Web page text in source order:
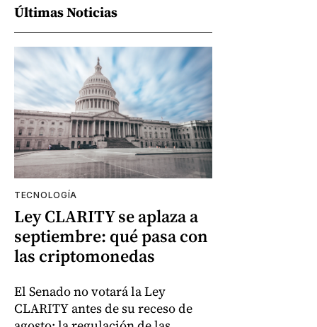
Últimas Noticias
TECNOLOGÍA
Ley CLARITY se aplaza a
septiembre: qué pasa con
las criptomonedas
El Senado no votará la Ley
CLARITY antes de su receso de